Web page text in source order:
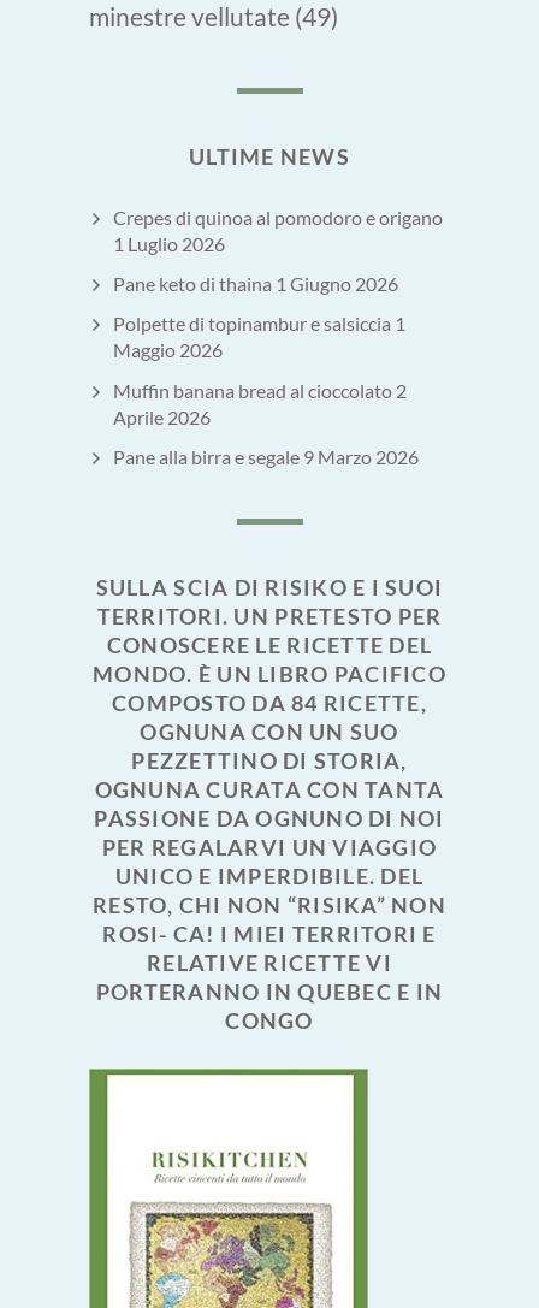
minestre vellutate (49)
ULTIME NEWS
Crepes di quinoa al pomodoro e origano
1 Luglio 2026
Pane keto di thaina 1 Giugno 2026
Polpette di topinambur e salsiccia 1
Maggio 2026
Muffin banana bread al cioccolato 2
Aprile 2026
Pane alla birra e segale 9 Marzo 2026
SULLA SCIA DI RISIKO E I SUOI
TERRITORI. UN PRETESTO PER
CONOSCERE LE RICETTE DEL
MONDO. È UN LIBRO PACIFICO
COMPOSTO DA 84 RICETTE,
OGNUNA CON UN SUO
PEZZETTINO DI STORIA,
OGNUNA CURATA CON TANTA
PASSIONE DA OGNUNO DI NOI
PER REGALARVI UN VIAGGIO
UNICO E IMPERDIBILE. DEL
RESTO, CHI NON “RISIKA” NON
ROSI- CA! I MIEI TERRITORI E
RELATIVE RICETTE VI
PORTERANNO IN QUEBEC E IN
CONGO